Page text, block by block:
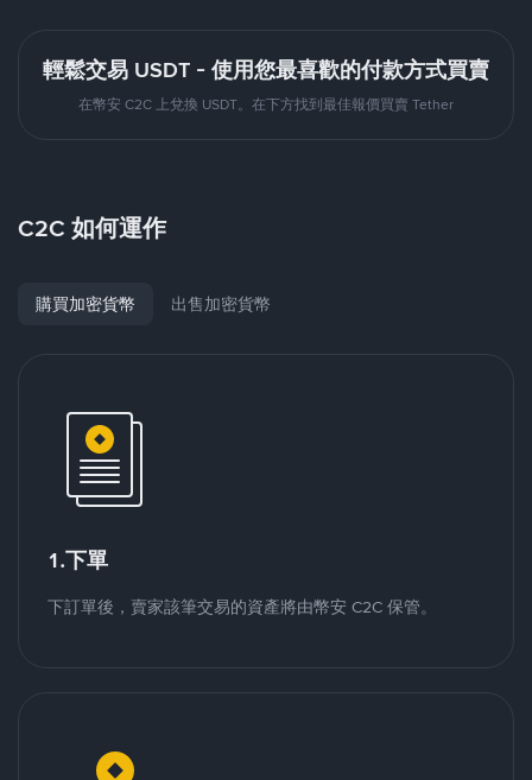
輕鬆交易 USDT - 使用您最喜歡的付款方式買賣
在幣安 C2C 上兌換 USDT。在下方找到最佳報價買賣 Tether
C2C 如何運作
購買加密貨幣 出售加密貨幣
1.下單
下訂單後，賣家該筆交易的資產將由幣安 C2C 保管。